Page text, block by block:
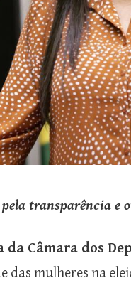
pela transparência e
Câmara dos
das mulheres na